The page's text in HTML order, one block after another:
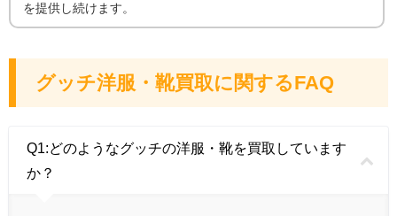
を提供し続けます。
グッチ洋服・靴買取に関するFAQ
Q1:どのようなグッチの洋服・靴を買取しています
か？